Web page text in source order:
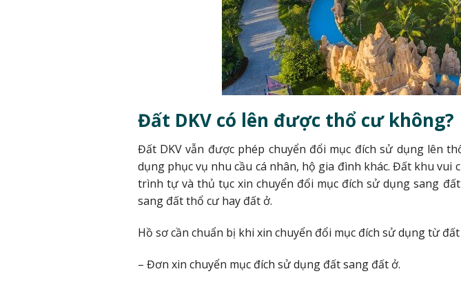
Đất DKV có lên được thổ cư không?
Đất DKV vẫn được phép chuyển đổi mục đích sử dụng lên
dụng phục vụ nhu cầu cá nhân, hộ gia đình khác. Đất khu
trình tự và thủ tục xin chuyển đổi mục đích sử dụng sang
sang đất thổ cư hay đất ở.
Hồ sơ cần chuẩn bị khi xin chuyển đổi mục đích sử dụng từ
– Đơn xin chuyển mục đích sử dụng đất sang đất ở.